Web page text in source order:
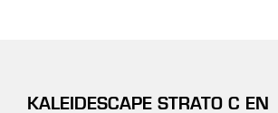
KALEIDESCAPE STRATO C EN